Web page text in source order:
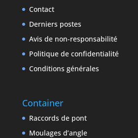
Contact
Derniers postes
Avis de non-responsabilité
Politique de confidentialité
Conditions générales
Container
Raccords de pont
Moulages d’angle